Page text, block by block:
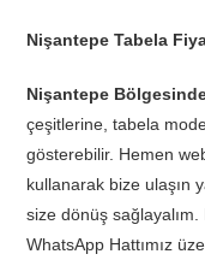
Nişantepe Tabela
Nişantepe
çeşitlerine, tabela
gösterebilir. Hemen
kullanarak bize ulaşın
size dönüş
WhatsApp Hattımız